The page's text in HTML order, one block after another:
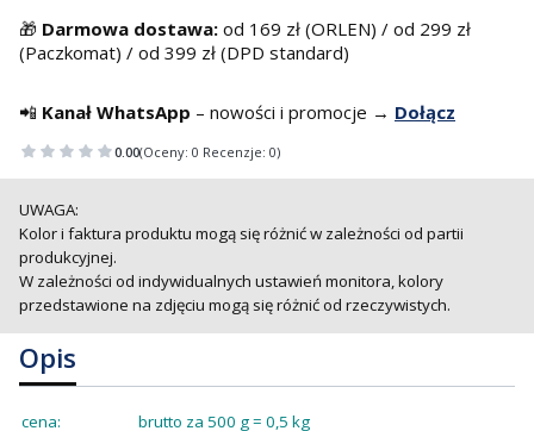
🎁 Darmowa dostawa: od 169 zł (ORLEN) / od 299 zł
(Paczkomat) / od 399 zł (DPD standard)
📲 Kanał WhatsApp – nowości i promocje → Dołącz
0.00(Oceny: 0 Recenzje: 0)
UWAGA:
Kolor i faktura produktu mogą się różnić w zależności od partii
produkcyjnej.
W zależności od indywidualnych ustawień monitora, kolory
przedstawione na zdjęciu mogą się różnić od rzeczywistych.
Opis
cena:
brutto za 500 g = 0,5 kg